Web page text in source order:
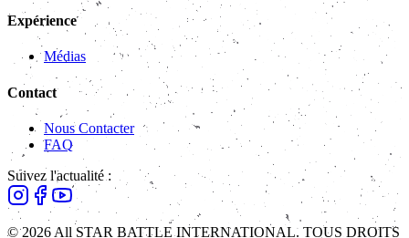
Expérience
Médias
Contact
Nous Contacter
FAQ
Suivez l'actualité :
© 2026 All STAR BATTLE INTERNATIONAL. TOUS DROITS